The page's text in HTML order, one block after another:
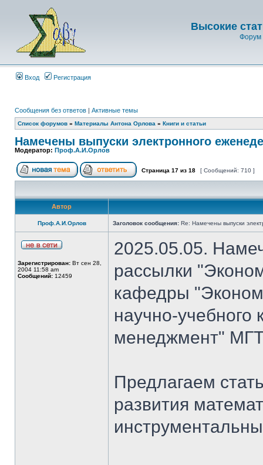
Высокие
Форум
Вход Регистрация
Сообщения без ответов | Активные темы
Список форумов » Материалы Антона Орлова » Книги и статьи
Намечены выпуски электронного
Модератор: Проф.А.И.Орлов
Страница 17 из 18 [ Сообщений: 710 ]
Автор
Проф.А.И.Орлов Заголовок сообщения: Re: Намечены выпуски
Зарегистрирован: Вт сен 28,
2004 11:58 am
Сообщений: 12459
2025.05.05.
рассылки
кафедры
научно-
менеджмент"
Предлагаем
развития